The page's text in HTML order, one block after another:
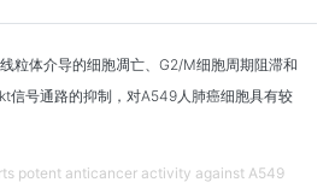
粒体介导的细胞凋亡、G2/M细胞周期阻滞和
信号通路的抑制，对A549人肺癌细胞具有较
potent anticancer activity against A549